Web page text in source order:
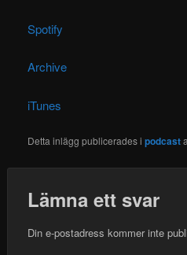
Spotify
Archive
iTunes
Detta inlägg publicerades i podcast
Lämna ett svar
Din e-postadress kommer inte